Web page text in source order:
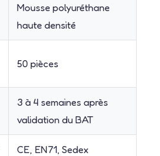
Mousse polyuréthane
haute densité
50 pièces
3 à 4 semaines après
validation du BAT
CE, EN71, Sedex